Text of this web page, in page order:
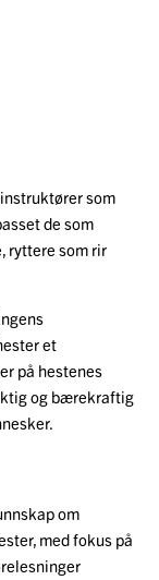
som
de som
ryttere som rir
et
på hestenes
og bærekraftig
om
med fokus på